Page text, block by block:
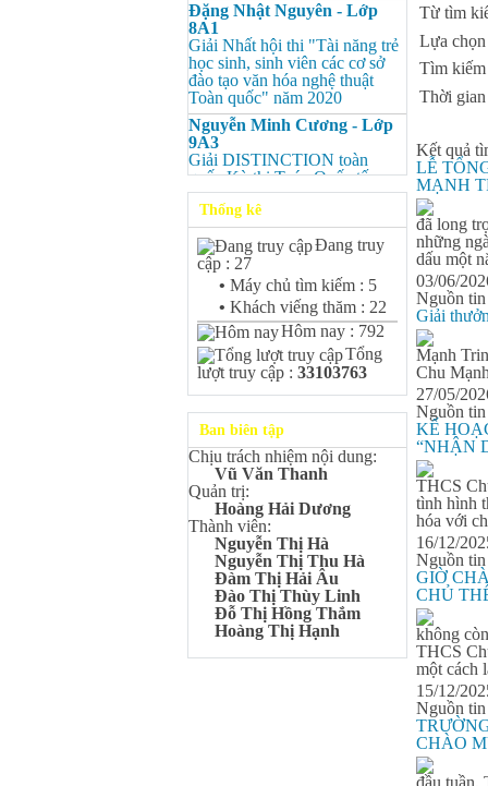
Đặng Nhật Nguyên - Lớp
8A1
Giải Nhất hội thi "Tài năng trẻ
học sinh, sinh viên các cơ sở
đào tạo văn hóa nghệ thuật
Toàn quốc" năm 2020
Nguyễn Minh Cương - Lớp
9A3
Giải DISTINCTION toàn
quốc Kỳ thi Toán Quốc tế
Kangaroo – IKMC 2020
Nguyễn Minh Cương - Lớp
9A3
Giải Ba kỳ thi chọn HSG cấp
tỉnh môn Toán.
Bùi Quang Minh - Lớp 9A3
Giải DISTINCTION Toàn
quốc Kỳ thi Toán Quốc tế
Kangaroo – IKMC 2020
Bùi Quang Minh - Lớp 9A3
Giải Ba kỳ thi chọn HSG cấp
tỉnh môn Toán.
Đinh Anh Thư - Lớp 9A3
Giải Nhì kỳ thi chọn HSG cấp
tỉnh môn Sinh học.
Chu Quang Lượng - Lớp
9A3
Giải Ba kỳ thi chọn HSG cấp
tỉnh môn Toán.
Lê Minh Chiến- Lớp 9A3
Giải Ba kỳ thi chọn HSG cấp
tỉnh môn Sinh học.
Giải Ba kỳ thi chọn HSG cấp
Thống kê
Đang truy
cập : 27
• Máy chủ tìm kiếm : 5
• Khách viếng thăm : 22
Hôm nay : 792
Tổng
lượt truy cập : 33103763
Ban biên tập
Chịu trách nhiệm nội dung:
Vũ Văn Thanh
Quản trị:
Hoàng Hải Dương
Thành viên:
Nguyễn Thị Hà
Nguyễn Thị Thu Hà
Đàm Thị Hải Âu
Đào Thị Thùy Linh
Đỗ Thị Hồng Thắm
Hoàng Thị Hạnh
Từ tìm
Lựa
Tìm kiếm
Thời gian
Kết quả
LỄ
MẠNH
đã long
những
dấu một
03/06/
Nguồn tin
Giải
Mạnh
Chu
27/05/
Nguồn tin
KẾ
“NHẬN
THCS
tình hình
hóa với
16/12/
Nguồn tin
GIỜ
CHỦ
không
THCS
một cách
15/12/
Nguồn tin
CHÀO
đầu tuần,